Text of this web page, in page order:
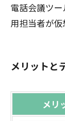
電話会議ツ
用担当者が仮
メリットと
メリ